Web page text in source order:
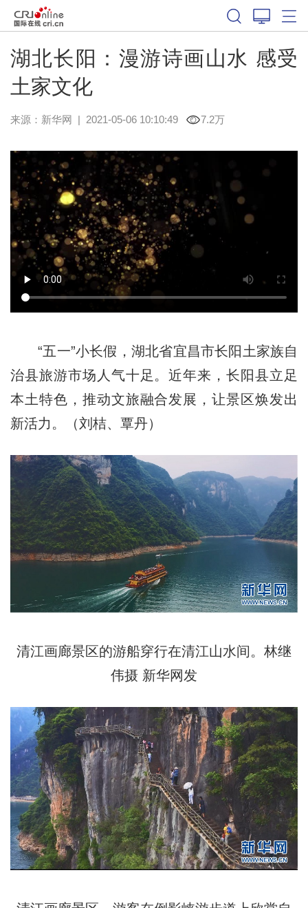
湖北长阳：漫游诗画山水 感受
土家文化
来源： 新华网 | 2021-05-06 10:10:49 7.2万
“五一”小长假，湖北省宜昌市长阳土家族自
治县旅游市场人气十足。近年来，长阳县立足
本土特色，推动文旅融合发展，让景区焕发出
新活力。（刘桔、覃丹）
清江画廊景区的游船穿行在清江山水间。林继
伟摄 新华网发